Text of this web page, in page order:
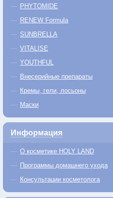
PHYTOMIDE
RENEW Formula
SUNBRELLA
VITALISE
YOUTHFUL
Внесерийные препараты
Кремы, гели, лосьоны
Маски
Информация
О косметике HOLY LAND
Программы домашнего ухода
Консультации косметолога